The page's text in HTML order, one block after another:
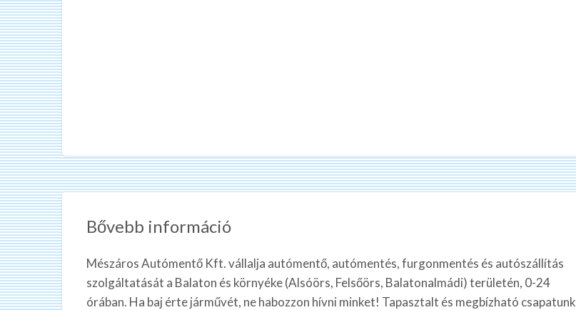
Bővebb információ
Mészáros Autómentő Kft. vállalja autómentő, autómentés, furgonmentés és autószállítás
szolgáltatását a Balaton és környéke (Alsóörs, Felsőörs, Balatonalmádi) területén, 0-24
órában. Ha baj érte járművét, ne habozzon hívni minket! Tapasztalt és megbízható csapatunk